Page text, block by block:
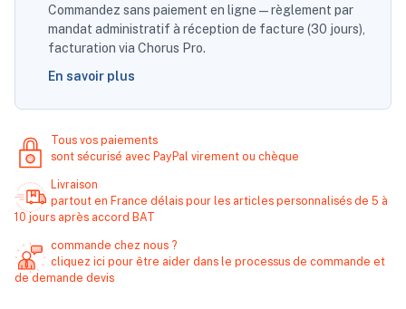
Commandez sans paiement en ligne — règlement par
mandat administratif à réception de facture (30 jours),
facturation via Chorus Pro.
En savoir plus
Tous vos paiements
sont sécurisé avec PayPal virement ou chèque
Livraison
partout en France délais pour les articles personnalisés de 5 à
10 jours après accord BAT
commande chez nous ?
cliquez ici pour être aider dans le processus de commande et
de demande devis